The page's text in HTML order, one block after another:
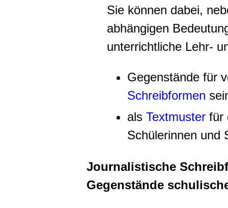
Sie können dabei,
abhängigen
unterrichtliche Lehr-
Gegenstände für
Schreibformen
als Textmuster für
Schülerinnen und
Journalistische
Gegenstände